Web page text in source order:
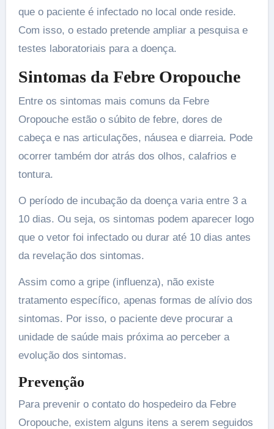
que o paciente é infectado no local onde reside.
Com isso, o estado pretende ampliar a pesquisa e
testes laboratoriais para a doença.
Sintomas da Febre Oropouche
Entre os sintomas mais comuns da Febre
Oropouche estão o súbito de febre, dores de
cabeça e nas articulações, náusea e diarreia. Pode
ocorrer também dor atrás dos olhos, calafrios e
tontura.
O período de incubação da doença varia entre 3 a
10 dias. Ou seja, os sintomas podem aparecer logo
que o vetor foi infectado ou durar até 10 dias antes
da revelação dos sintomas.
Assim como a gripe (influenza), não existe
tratamento específico, apenas formas de alívio dos
sintomas. Por isso, o paciente deve procurar a
unidade de saúde mais próxima ao perceber a
evolução dos sintomas.
Prevenção
Para prevenir o contato do hospedeiro da Febre
Oropouche, existem alguns itens a serem seguidos